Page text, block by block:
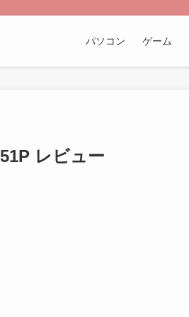
パソコン ゲーム
レビュー